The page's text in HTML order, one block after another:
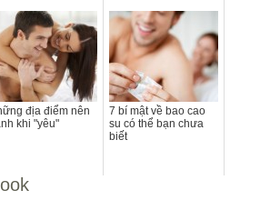
địa điểm nên
khi "yêu"
7 bí mật về bao cao
su có thể bạn chưa
biết